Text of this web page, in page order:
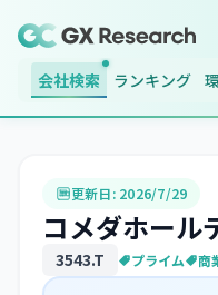
会社検索 ランキング
更新日: 2026/7/29
コメダホール
3543.T プライム 商